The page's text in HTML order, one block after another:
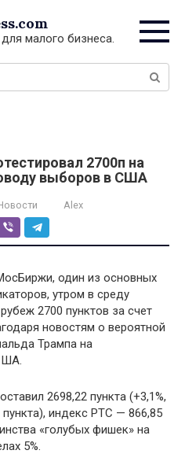
малого бизнеса.
2700п на
выборов в США
Alex
один из основных
утром в среду
2700 пунктов за счет
новостям о вероятной
Трампа на
2698,22 пункта (+3,1%,
индекс РТС — 866,85
«голубых фишек» на
5%.